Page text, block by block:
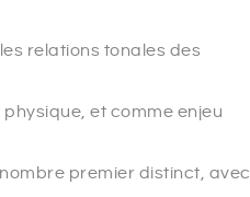
relations tonales des
et comme enjeu
premier distinct, avec